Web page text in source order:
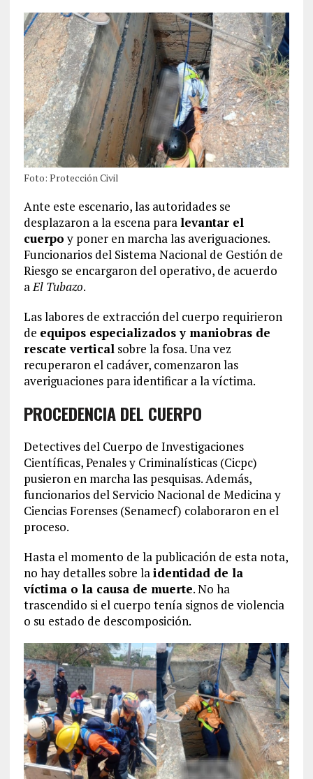
Foto: Protección Civil
Ante este escenario, las autoridades se
desplazaron a la escena paralevantar el
cuerpoy poner en marcha las averiguaciones.
Funcionarios del Sistema Nacional de Gestión de
Riesgo se encargaron del operativo, de acuerdo
aEl Tubazo.
Las labores de extracción del cuerpo requirieron
de equipos especializados y maniobras de
rescate verticalsobre la fosa. Una vez
recuperaron el cadáver, comenzaron las
averiguaciones para identificar a la víctima.
PROCEDENCIA DEL CUERPO
Detectives del Cuerpo de Investigaciones
Científicas, Penales y Criminalísticas (Cicpc)
pusieron en marcha las pesquisas. Además,
funcionarios del Servicio Nacional de Medicina y
Ciencias Forenses (Senamecf) colaboraron en el
proceso.
Hasta el momento de la publicación de esta nota,
no hay detalles sobre laidentidad de la
víctima o la causa de muerte. No ha
trascendido si el cuerpo tenía signos de violencia
o su estado de descomposición.